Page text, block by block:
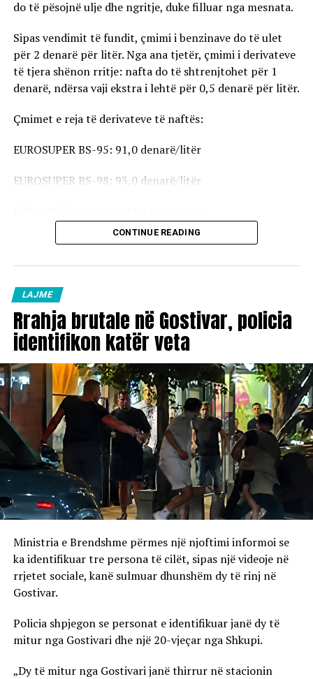
do të pësojnë ulje dhe ngritje, duke filluar nga mesnata.
Sipas vendimit të fundit, çmimi i benzinave do të ulet
për 2 denarë për litër. Nga ana tjetër, çmimi i derivateve
të tjera shënon rritje: nafta do të shtrenjtohet për 1
denarë, ndërsa vaji ekstra i lehtë për 0,5 denarë për litër.
Çmimet e reja të derivateve të naftës:
EUROSUPER BS-95: 91,0 denarë/litër
EUROSUPER BS-98: 93,0 denarë/litër
Vaji ekstra i lehtë (EL-1): 98,5 denarë/litër
vlejnë në të gjitha pikat e karburanteve në vend.
CONTINUE READING
LAJME
Rrahja brutale në Gostivar, policia
identifikon katër veta
Ministria e Brendshme përmes një njoftimi informoi se
ka identifikuar tre persona të cilët, sipas një videoje në
rrjetet sociale, kanë sulmuar dhunshëm dy të rinj në
Gostivar.
Policia shpjegon se personat e identifikuar janë dy të
mitur nga Gostivari dhe një 20-vjeçar nga Shkupi.
„Dy të mitur nga Gostivari janë thirrur në stacionin